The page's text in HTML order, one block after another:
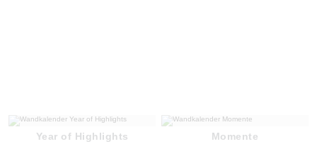
Year of Highlights Momente